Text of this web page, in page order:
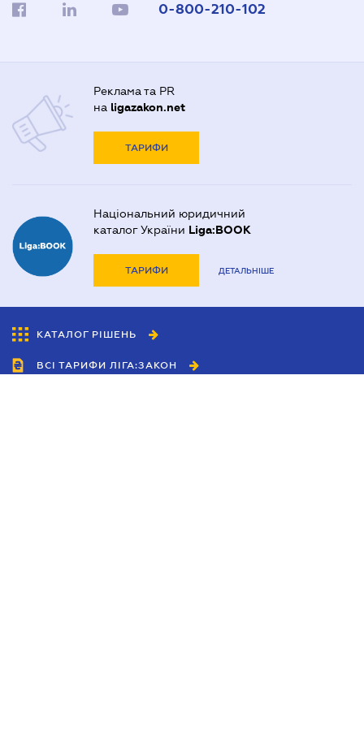
0-800-210-102
Реклама та PR
на ligazakon.net
ТАРИФИ
Національний юридичний
каталог України Liga:BOOK
ТАРИФИ ДЕТАЛЬНІШЕ
КАТАЛОГ РІШЕНЬ
ВСІ ТАРИФИ ЛІГА:ЗАКОН